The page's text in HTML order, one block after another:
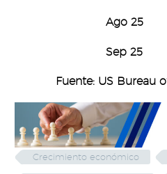
Ago 25
Sep 25
Fuente: US Bureau
Crecimiento económico